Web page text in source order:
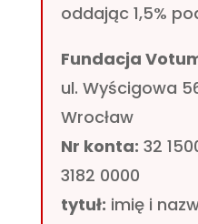
oddając 1,5%
Fundacja
ul. Wyścigowa
Wrocław
Nr konta: 32
3182 0000
tytuł: imię i